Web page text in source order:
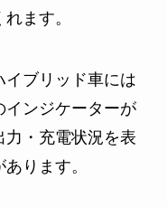
ます。
イブリッド車には
インジケーターが
力・充電状況を表
ります。